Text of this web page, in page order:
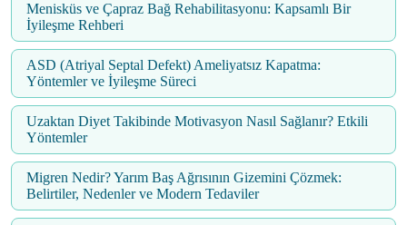
Menisküs ve Çapraz Bağ Rehabilitasyonu: Kapsamlı Bir
İyileşme Rehberi
ASD (Atriyal Septal Defekt) Ameliyatsız Kapatma:
Yöntemler ve İyileşme Süreci
Uzaktan Diyet Takibinde Motivasyon Nasıl Sağlanır? Etkili
Yöntemler
Migren Nedir? Yarım Baş Ağrısının Gizemini Çözmek:
Belirtiler, Nedenler ve Modern Tedaviler